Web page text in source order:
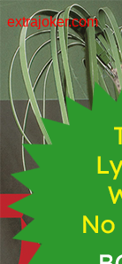
extrajoker.com